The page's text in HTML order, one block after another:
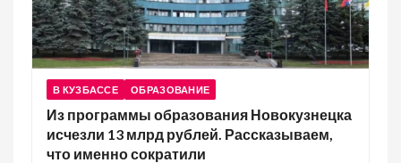
В КУЗБАССЕ ОБРАЗОВАНИЕ
Из программы образования Новокузнецка
исчезли 13 млрд рублей. Рассказываем,
что именно сократили